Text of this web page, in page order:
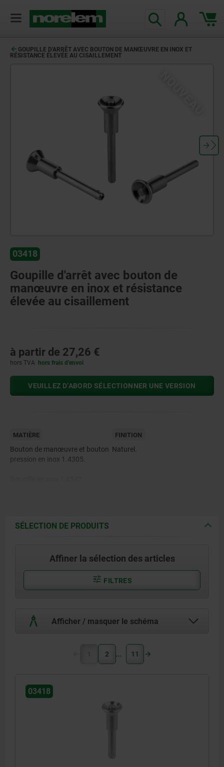
GOUPILLE D'ARRÊT AVEC BOUTON DE MANŒUVRE EN INOX ET
RÉSISTANCE ÉLEVÉE AU CISAILLEMENT
03418
Goupille d'arrêt avec bouton de
manœuvre en inox et résistance
élevée au cisaillement
à partir de 27,26 €
hors TVA hors frais d’envoi
VEUILLEZ D’ABORD SÉLECTIONNER UNE VERSION
MATIÈRE
Bouton de manœuvre et bouton
pression en inox 1.4305.
1.4310.
FINITION
Naturel.
SÉLECTION DE PRODUITS
Affiner la sélection des articles
FILTRES
Afficher / masquer le schéma
1 2 11
03418